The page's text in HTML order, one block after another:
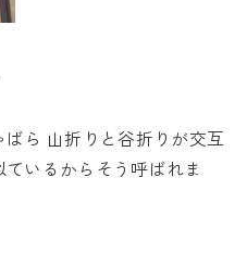
ら 山折りと谷折りが交互
いるからそう呼ばれま